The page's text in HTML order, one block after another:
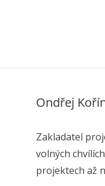
Ondřej
Zakladatel
volných
projektech až